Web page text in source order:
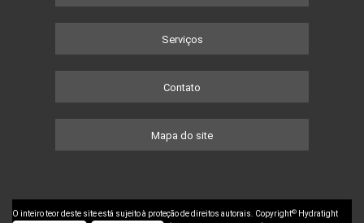
Serviços
Contato
Mapa do site
O inteiro teor deste site está sujeito à proteção de direitos autorais. Copyright© Hydratight